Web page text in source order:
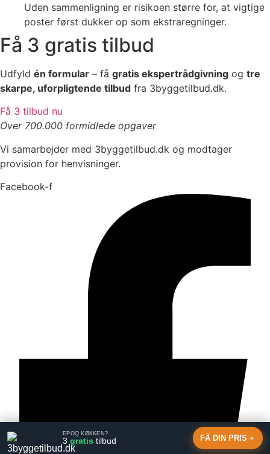
Uden sammenligning er risikoen større for, at vigtige
poster først dukker op som ekstraregninger.
Få 3 gratis tilbud
Udfyld én formular – få gratis ekspertrådgivning og tre
skarpe, uforpligtende tilbud fra 3byggetilbud.dk.
Få 3 tilbud nu
Over 700.000 formidlede opgaver
EPOQ KØKKEN?
3 gratis tilbud FÅ DIN PRIS
Vi samarbejder med 3byggetilbud.dk og modtager
provision for henvisninger.
Facebook-f